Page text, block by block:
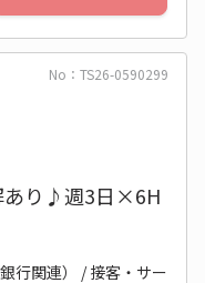
No：TS26-0590299
あり♪週3日×6H
行関連） / 接客・サー